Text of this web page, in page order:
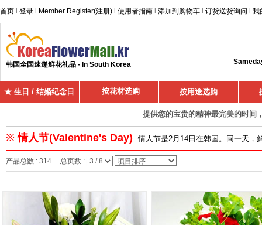
首页 登录 Member Register(注册) 使用者指南 添加到购物车 订货送货询问 我
韩国全国速递鲜花礼品 - In South Korea
★ 生日 / 结婚纪念日 按花材选购 按用途选购
提供您的宝贵的精神最完美的时间
※情人节(Valentine's Day) 情人节是2月14日在韩国。同一天，
产品总数 : 314 总页数 :